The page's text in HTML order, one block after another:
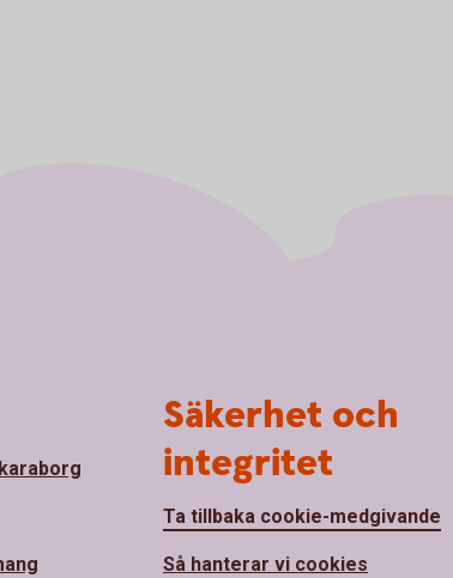
Säkerhet och
integritet
Ta tillbaka cookie-medgivande
Så hanterar vi cookies